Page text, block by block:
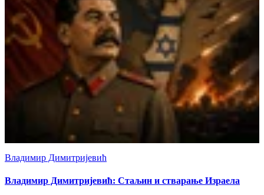
Владимир Димитријевић
Владимир Димитријевић: Стаљин и стварање Израела